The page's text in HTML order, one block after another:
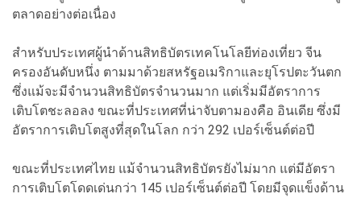
ตลาดอย่างต่อเนื่อง
สำหรับประเทศผู้นำด้านสิทธิบัตรเทคโนโลยีท่องเที่ยว จีน
ครองอันดับหนึ่ง ตามมาด้วยสหรัฐอเมริกาและยุโรปตะวันตก
ซึ่งแม้จะมีจำนวนสิทธิบัตรจำนวนมาก แต่เริ่มมีอัตราการ
เติบโตชะลอลง ขณะที่ประเทศที่น่าจับตามองคือ อินเดีย ซึ่งมี
อัตราการเติบโตสูงที่สุดในโลก กว่า 292 เปอร์เซ็นต์ต่อปี
ขณะที่ประเทศไทย แม้จำนวนสิทธิบัตรยังไม่มาก แต่มีอัตรา
การเติบโตโดดเด่นกว่า 145 เปอร์เซ็นต์ต่อปี โดยมีจุดแข็งด้าน